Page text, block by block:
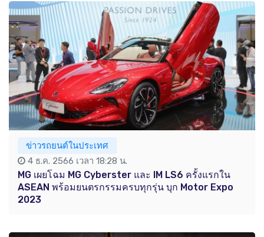
ข่าวรถยนต์ในประเทศ
4 ธ.ค. 2566 เวลา 18:28 น.
MG เผยโฉม MG Cyberster และ IM LS6 ครั้งแรกใน
ASEAN พร้อมยนตรกรรมครบทุกรุ่น บุก Motor Expo
2023